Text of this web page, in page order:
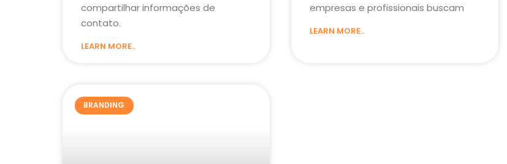
compartilhar informações de
contato.
LEARN MORE..
empresas e profissionais buscam
LEARN MORE..
BRANDING